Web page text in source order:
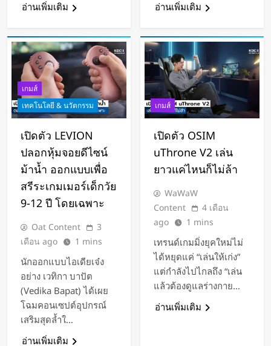
อ่านเพิ่มเติม
อ่านเพิ่มเติม
เกมส์
เทคโนโลยี & นวัตกรรม
เปิดตัว LEVION
ปลอกหุ้มจอยดีไซน์
ม้าน้ำ ออกแบบเพื่อ
สรีระเกมเมอร์เด็กวัย
9-12 ปี โดยเฉพาะ
Oat Content
3
เดือน ago
1 mins
นักออกแบบไอเดียเจ๋ง
อย่าง เวทิกา บาปัต
(Vedika Bapat) ได้เผย
โฉมคอนเซปต์อุปกรณ์
เสริมสุดล้ำใ…
อ่านเพิ่มเติม
เกมส์
เปิดตัว OSIM
uThrone V2 เล่น
ยาวแค่ไหนก็ไม่ล้า
WaWaW
Content
4 เดือน
ago
1 mins
เทรนด์เกมมิ่งยุคใหม่ไม่
ได้หยุดแค่ “เล่นให้เก่ง”
แต่กำลังไปไกลถึง “เล่น
แล้วต้องดูแลร่างกาย…
อ่านเพิ่มเติม